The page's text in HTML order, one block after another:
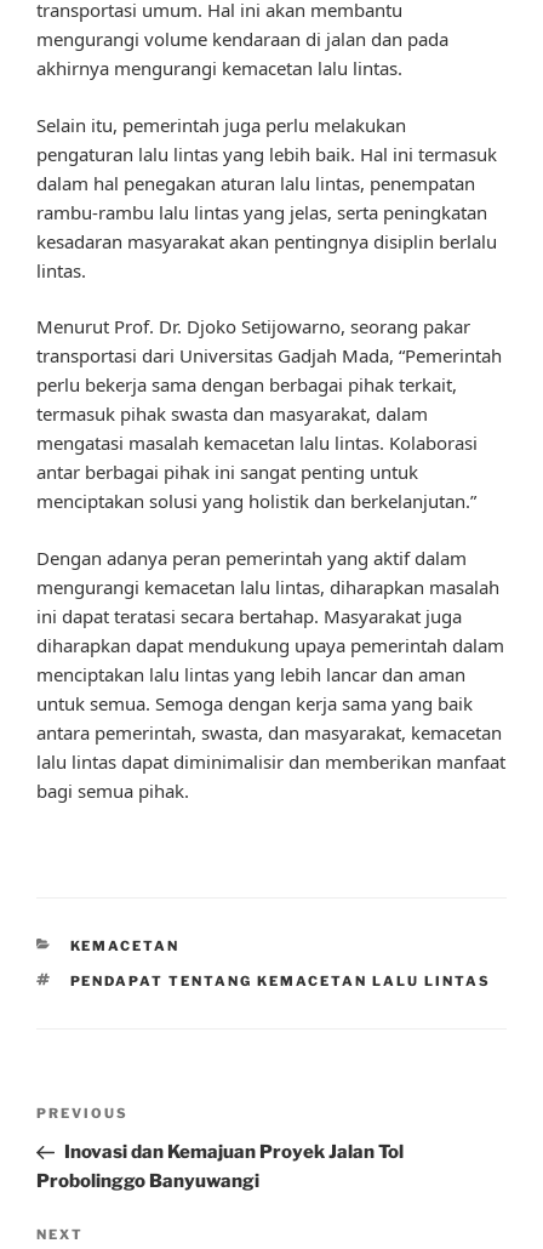
transportasi umum. Hal ini akan membantu
mengurangi volume kendaraan di jalan dan pada
akhirnya mengurangi kemacetan lalu lintas.
Selain itu, pemerintah juga perlu melakukan
pengaturan lalu lintas yang lebih baik. Hal ini termasuk
dalam hal penegakan aturan lalu lintas, penempatan
rambu-rambu lalu lintas yang jelas, serta peningkatan
kesadaran masyarakat akan pentingnya disiplin berlalu
lintas.
Menurut Prof. Dr. Djoko Setijowarno, seorang pakar
transportasi dari Universitas Gadjah Mada, “Pemerintah
perlu bekerja sama dengan berbagai pihak terkait,
termasuk pihak swasta dan masyarakat, dalam
mengatasi masalah kemacetan lalu lintas. Kolaborasi
antar berbagai pihak ini sangat penting untuk
menciptakan solusi yang holistik dan berkelanjutan.”
Dengan adanya peran pemerintah yang aktif dalam
mengurangi kemacetan lalu lintas, diharapkan masalah
ini dapat teratasi secara bertahap. Masyarakat juga
diharapkan dapat mendukung upaya pemerintah dalam
menciptakan lalu lintas yang lebih lancar dan aman
untuk semua. Semoga dengan kerja sama yang baik
antara pemerintah, swasta, dan masyarakat, kemacetan
lalu lintas dapat diminimalisir dan memberikan manfaat
bagi semua pihak.
CATEGORIES
KEMACETAN
TAGS
PENDAPAT TENTANG KEMACETAN LALU LINTAS
Previous
Post
PREVIOUS
Inovasi dan Kemajuan Proyek Jalan Tol
Probolinggo Banyuwangi
Next
NEXT